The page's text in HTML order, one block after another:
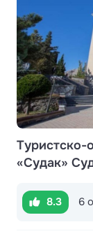
Туристско-
«Судак»
8.3